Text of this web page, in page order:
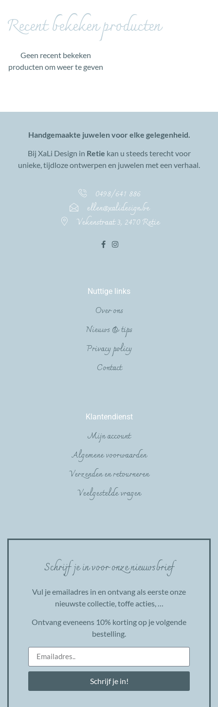
Recent bekeken producten
Geen recent bekeken
producten om weer te geven
Handgemaakte juwelen voor elke gelegenheid.
Bij XaLi Design in Retie kan u steeds terecht voor
unieke, tijdloze ontwerpen en juwelen met een verhaal.
0498/641 886
ellen@xalidesign.be
Vekenstraat 3, 2470 Retie
Nuttige links
Over ons
Nieuws & tips
Privacy policy
Contact
Klantendienst
Mijn account
Algemene voorwaarden
Verzenden en retourneren
Veelgestelde vragen
Schrijf je in voor onze nieuwsbrief
Vul je emailadres in en ontvang als eerste onze
nieuwste collectie, toffe acties, …
Ontvang eveneens 10% korting op je volgende
bestelling.
Schrijf je in!